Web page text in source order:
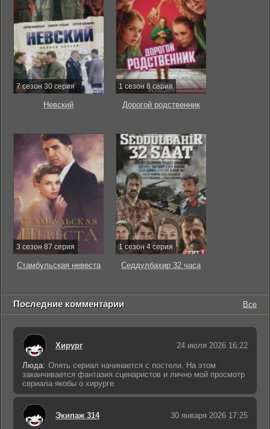
7 сезон 30 серия
Невский
1 сезон 8 серия
Дорогой родственник
3 сезон 87 серия
Стамбульская невеста
1 сезон 4 серия
Седдулбахир 32 часа
Последние комментарии Все
Хирург 24 июля 2026 16:22
Люда: Опять сериал начинается с постели. На этом
заканчивается фантазия сценаристов и лично мой просмотр
сериала якобы о хирурге.
Экипаж 314 30 января 2026 17:25